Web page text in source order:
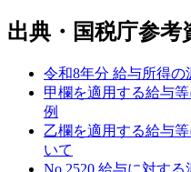
出典・国税庁参考
令和8年分 給与所得の
甲欄を適用する給与
例
乙欄を適用する給与
いて